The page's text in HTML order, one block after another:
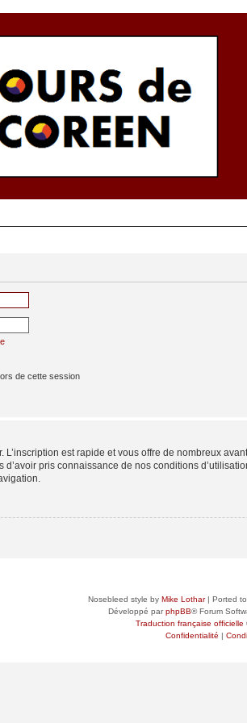
de cette session
est rapide et vous offre de nombreux
pris connaissance de nos conditions
Nosebleed style by Mike Lothar| Ported
Développé parphpBB® Forum
Traduction française officielle
Confidentialité |